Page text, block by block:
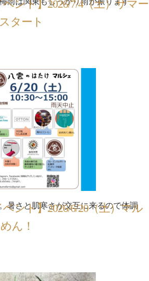
ント】2026/7/4（土）サマー
タート
ント】2026/6/20（土）マル
ん！
暑さと肌寒さが交互に来るので体調